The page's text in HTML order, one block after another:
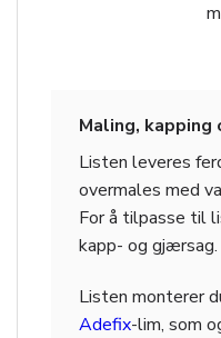
Maling, kapping
Listen leveres
overmales med
For å tilpasse til
kapp- og gjærsag.
Listen monterer
Adefix-lim, som